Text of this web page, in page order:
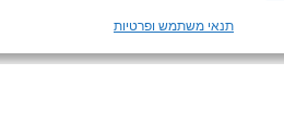
תנאי משתמש ופרטיות